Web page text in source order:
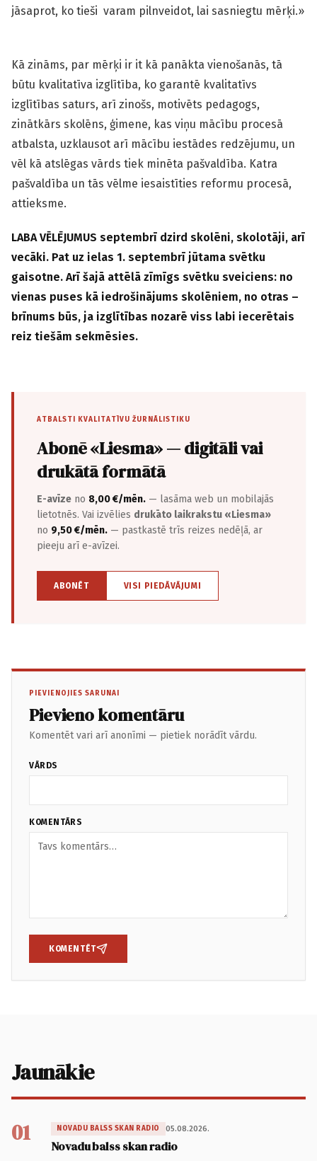
jāsaprot, ko tieši varam pilnveidot, lai sasniegtu mērķi.»
Kā zināms, par mērķi ir it kā panākta vienošanās, tā
būtu kvalitatīva izglītība, ko garantē kvalitatīvs
izglītības saturs, arī zinošs, motivēts pedagogs,
zinātkārs skolēns, ģimene, kas viņu mācību procesā
atbalsta, uzklausot arī mācību iestādes redzējumu, un
vēl kā atslēgas vārds tiek minēta pašvaldība. Katra
pašvaldība un tās vēlme iesaistīties reformu procesā,
attieksme.
LABA VĒLĒJUMUS septembrī dzird skolēni, skolotāji, arī
vecāki. Pat uz ielas 1. septembrī jūtama svētku
gaisotne. Arī šajā attēlā zīmīgs svētku sveiciens: no
vienas puses kā iedrošinājums skolēniem, no otras –
brīnums būs, ja izglītības nozarē viss labi iecerētais
reiz tiešām sekmēsies.
ATBALSTI KVALITATĪVU ŽURNĀLISTIKU
Abonē «Liesma» — digitāli vai
drukātā formātā
E-avīze no 8,00 €/mēn. — lasāma web un mobilajās
lietotnēs. Vai izvēlies drukāto laikrakstu «Liesma»
no 9,50 €/mēn. — pastkastē trīs reizes nedēļā, ar
pieeju arī e-avīzei.
ABONĒT VISI PIEDĀVĀJUMI
PIEVIENOJIES SARUNAI
Pievieno komentāru
Komentēt vari arī anonīmi — pietiek norādīt vārdu.
VĀRDS
KOMENTĀRS
KOMENTĒT
Jaunākie
01 NOVADU BALSS SKAN RADIO 05.08.2026.
Novadu balss skan radio